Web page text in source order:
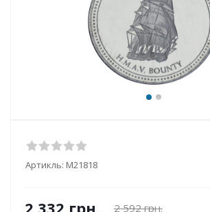
Артикль: М21818
2 332 грн. 2 592грн.